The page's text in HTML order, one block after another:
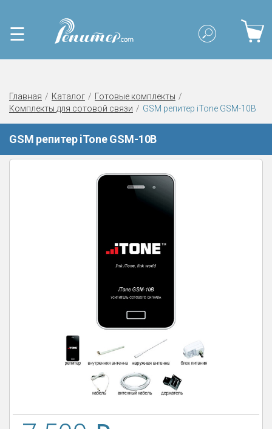
☰
Главная Каталог
Готовые комплекты
Комплекты для сотовой связи
GSM репитер iTone GSM-10B
GSM репитер iTone GSM-10B